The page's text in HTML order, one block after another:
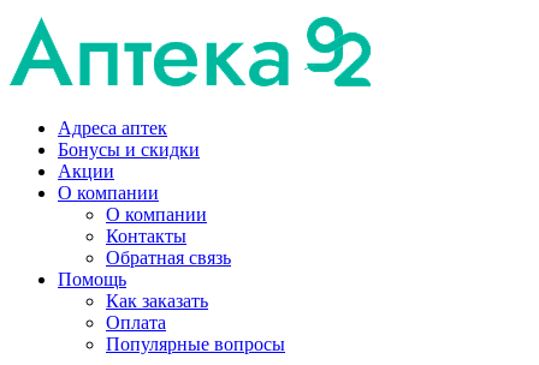
Адреса аптек
Бонусы и скидки
Акции
О компании
О компании
Контакты
Обратная связь
Помощь
Как заказать
Оплата
Популярные вопросы